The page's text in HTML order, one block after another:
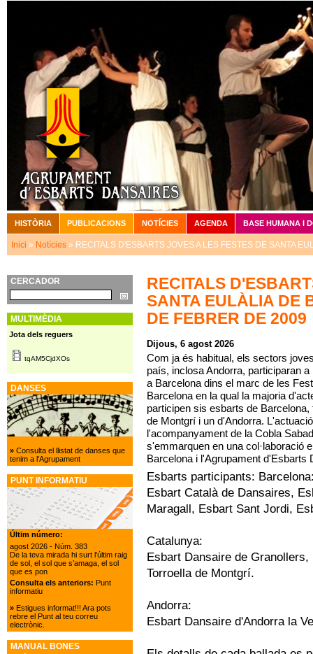
RECITALS
SANTA EULÀLIA DE
DE FEBRER DE 2009
Dijous, 6 agost 2026
Com ja és habitual, els sectors
país, inclosa Andorra, participaran
a Barcelona dins el marc de les
Barcelona en la qual la majoria
participen sis esbarts de
de Montgrí i un d'Andorra.
l'acompanyament de la Cobla
s'emmarquen en una col·laboració
Barcelona i l'Agrupament d'Esbarts
Esbarts participants:
Esbart Català de Dansaires,
Maragall, Esbart Sant Jordi,
Catalunya:
Esbart Dansaire de
Torroella de Montgrí.
Andorra:
Esbart Dansaire d'Andorra la
Menú principal
HISTÒRIA PUBLICACIONS NOTÍCIES AGENDA BASE HUMANA I
Esteu aquí
Inici » Notícies » RECITALS D'ESBARTS JOVES A LES FESTES DE SANTA
CERCADOR
Cerca
MULTIMÈDIA
Jota dels reguers
tqAM5CjdXOs
DANSES
»Consulta el llistat de danses que
tenim a l'Agrupament
PUNT INFORMATIU
Últim número:
agost 2026 - Núm. 383
De la teva mirada hi surt l'últim raig
de sol, el sol que s’amaga, el sol
que es pon
Consulta els anteriors: Punt
informatiu
»Estigues informat!!! Ara pots
rebre el Punt al teu correu
electrònic.
MANUAL BONES